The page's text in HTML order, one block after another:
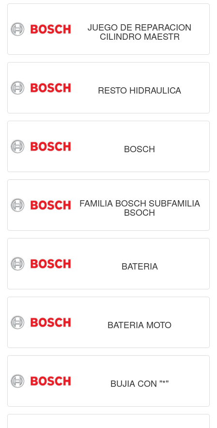
JUEGO DE REPARACION
CILINDRO MAESTR
RESTO HIDRAULICA
BOSCH
FAMILIA BOSCH SUBFAMILIA
BSOCH
BATERIA
BATERIA MOTO
BUJIA CON "*"